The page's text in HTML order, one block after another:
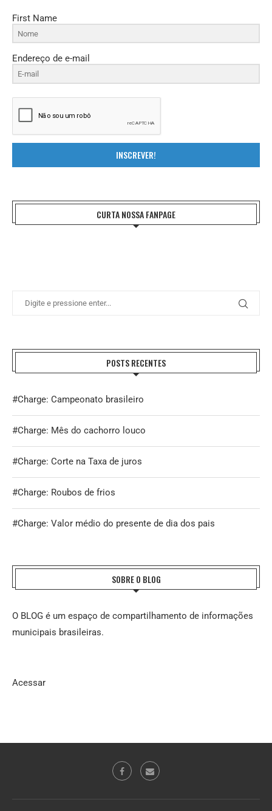
First Name
Endereço de e-mail
INSCREVER!
CURTA NOSSA FANPAGE
POSTS RECENTES
#Charge: Campeonato brasileiro
#Charge: Mês do cachorro louco
#Charge: Corte na Taxa de juros
#Charge: Roubos de frios
#Charge: Valor médio do presente de dia dos pais
SOBRE O BLOG
O BLOG é um espaço de compartilhamento de informações
municipais brasileiras.
Acessar